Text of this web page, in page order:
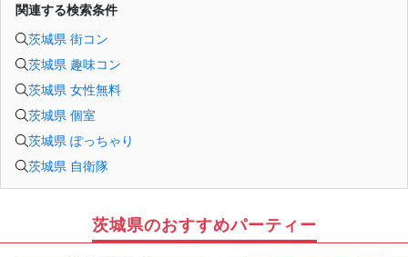
関連する検索条件
茨城県 街コン
茨城県 趣味コン
茨城県 女性無料
茨城県 個室
茨城県 ぽっちゃり
茨城県 自衛隊
茨城県のおすすめパーティー